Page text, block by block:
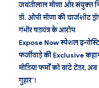
जयंतीलाल मीणा और संयुक्त
डॉ. ओपी मीणा की चार्जशीट
गंभीर षड्यंत्र के आरोप
Expose Now स्पेशल
फर्जीवाड़े की Exclusive
मीडिया फर्मों को बांटे टेंडर,
गुहार’!